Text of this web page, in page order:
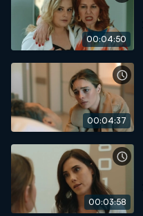
00:04:50
00:04:37
00:03:58